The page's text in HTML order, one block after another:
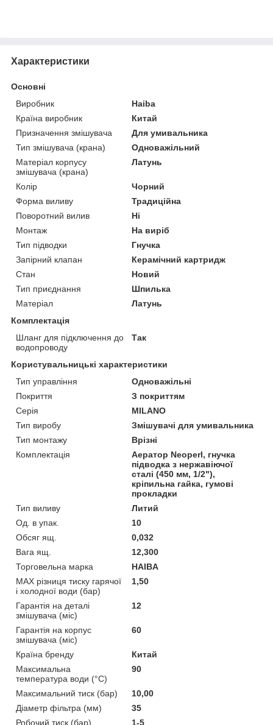
Характеристики
Основні
Виробник
Haiba
Країна виробник
Китай
Призначення змішувача
Для умивальника
Тип змішувача (крана)
Одноважільний
Матеріал корпусу
змішувача (крана)
Латунь
Колір
Чорний
Форма виливу
Традиційна
Поворотний вилив
Ні
Монтаж
На виріб
Тип підводки
Гнучка
Запірний клапан
Керамічний картридж
Стан
Новий
Тип приєднання
Шпилька
Матеріал
Латунь
Комплектація
Шланг для підключення до
водопроводу
Так
Користувальницькі характеристики
Тип управління
Одноважільні
Покриття
З покриттям
Серія
MILANO
Тип виробу
Змішувачі для умивальника
Тип монтажу
Врізні
Комплектація
Аератор Neoperl, гнучка
підводка з нержавіючої
сталі (450 мм, 1/2"),
кріпильна гайка, гумові
прокладки
Тип виливу
Литий
Од. в упак.
10
Обсяг ящ.
0,032
Вага ящ.
12,300
Торговельна марка
HAIBA
MAX різниця тиску гарячої
і холодної води (бар)
1,50
Гарантія на деталі
змішувача (міс)
12
Гарантія на корпус
змішувача (міс)
60
Країна бренду
Китай
Максимальна
температура води (°C)
90
Максимальний тиск (бар)
10,00
Діаметр фільтра (мм)
35
Робочий тиск (бар)
1-5